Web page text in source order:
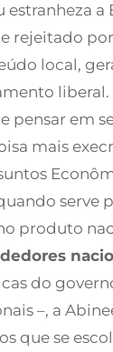
estranheza
rejeitado por
local,
liberal.
pensar em
mais
serve
produto
do
–, a
que se